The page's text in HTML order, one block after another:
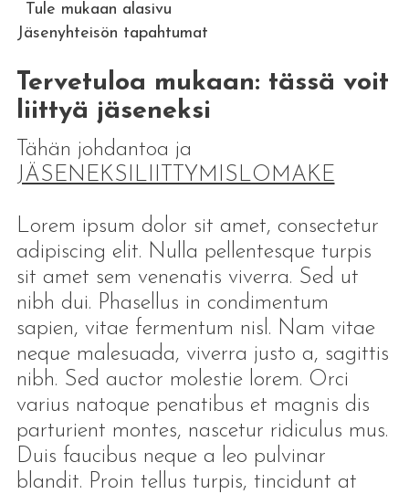
Tule mukaan alasivu
Jäsenyhteisön tapahtumat
Tervetuloa mukaan: tässä voit
liittyä jäseneksi
Tähän johdantoa ja
JÄSENEKSILIITTYMISLOMAKE
Lorem ipsum dolor sit amet, consectetur
adipiscing elit. Nulla pellentesque turpis
sit amet sem venenatis viverra. Sed ut
nibh dui. Phasellus in condimentum
sapien, vitae fermentum nisl. Nam vitae
neque malesuada, viverra justo a, sagittis
nibh. Sed auctor molestie lorem. Orci
varius natoque penatibus et magnis dis
parturient montes, nascetur ridiculus mus.
Duis faucibus neque a leo pulvinar
blandit. Proin tellus turpis, tincidunt at